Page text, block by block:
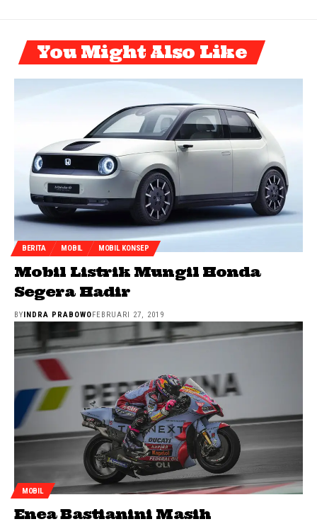
You Might Also Like
BERITA MOBIL MOBIL KONSEP
Mobil Listrik Mungil Honda
Segera Hadir
BYINDRA PRABOWOFEBRUARI 27, 2019
MOBIL
Enea Bastianini Masih